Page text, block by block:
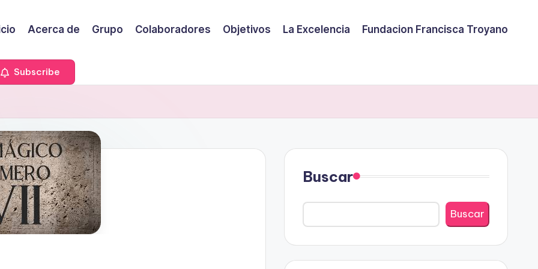
Acerca de Grupo Colaboradores Objetivos La Excelencia Fundacion Francisca Troyano
Subscribe
Buscar
Buscar